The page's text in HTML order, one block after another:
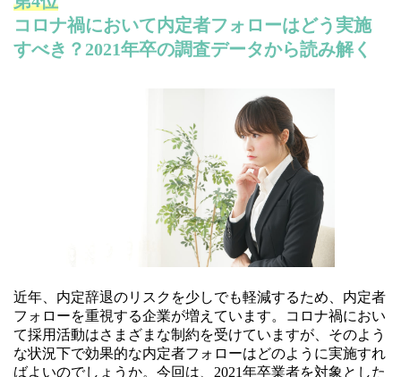
コロナ禍において内定者フォローはどう実施
すべき？2021年卒の調査データから読み解く
近年、内定辞退のリスクを少しでも軽減するため、内定者
フォローを重視する企業が増えています。コロナ禍におい
て採用活動はさまざまな制約を受けていますが、そのよう
な状況下で効果的な内定者フォローはどのように実施すれ
ばよいのでしょうか。今回は、2021年卒業者を対象とした